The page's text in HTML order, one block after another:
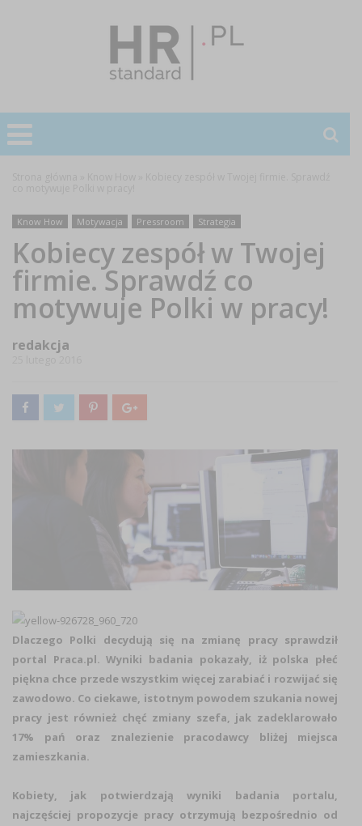
Know How Motywacja Pressroom Strategia
Kobiecy zespół w Twojej
firmie. Sprawdź co
motywuje Polki w pracy!
redakcja
Dlaczego Polki decydują się na zmianę pracy sprawdził
portal Praca.pl. Wyniki badania pokazały, iż polska płeć
piękna chce przede wszystkim więcej zarabiać i rozwijać się
zawodowo. Co ciekawe, istotnym powodem szukania nowej
pracy jest również chęć zmiany szefa, jak zadeklarowało
17% pań oraz znalezienie pracodawcy bliżej miejsca
zamieszkania.
Kobiety, jak potwierdzają wyniki badania portalu,
najczęściej propozycje pracy otrzymują bezpośrednio od